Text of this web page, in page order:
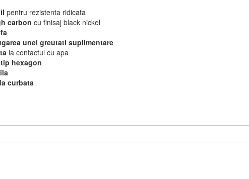
pentru rezistenta ridicata
carbon cu finisaj black nickel
unei greutati suplimentare
la contactul cu apa
hexagon
curbata